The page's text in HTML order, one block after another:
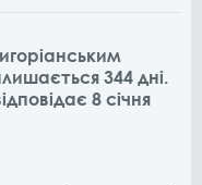
344 дні.
8 січня